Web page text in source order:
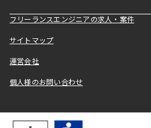
フリーランスエンジニアの求人・案件
サイトマップ
運営会社
個人様のお問い合わせ